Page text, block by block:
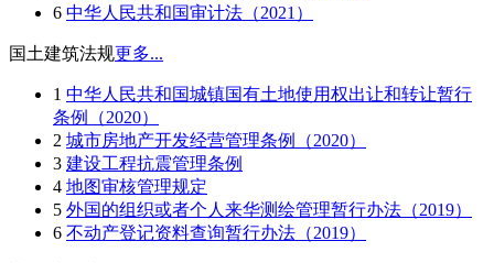
6 中华人民共和国审计法（2021）
国土建筑法规更多...
1 中华人民共和国城镇国有土地使用权出让和转让暂行
条例（2020）
2 城市房地产开发经营管理条例（2020）
3 建设工程抗震管理条例
4 地图审核管理规定
5 外国的组织或者个人来华测绘管理暂行办法（2019）
6 不动产登记资料查询暂行办法（2019）